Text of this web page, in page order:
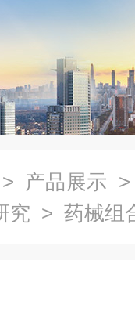
> 产品展示
究 > 药械组